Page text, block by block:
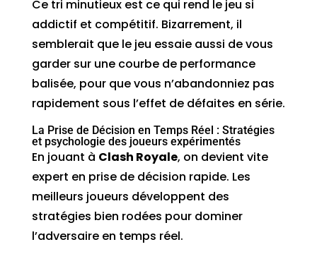
Ce tri minutieux est ce qui rend le jeu si
addictif et compétitif. Bizarrement, il
semblerait que le jeu essaie aussi de vous
garder sur une courbe de performance
balisée, pour que vous n’abandonniez pas
rapidement sous l’effet de défaites en série.
La Prise de Décision en Temps Réel : Stratégies
et psychologie des joueurs expérimentés
En jouant à Clash Royale, on devient vite
expert en prise de décision rapide. Les
meilleurs joueurs développent des
stratégies bien rodées pour dominer
l’adversaire en temps réel.